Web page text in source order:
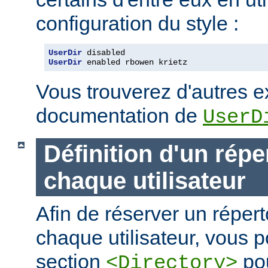
configuration du style :
UserDir
UserDir enabled rbowen krietz
Vous trouverez d'autres
documentation de
Définition d'un
chaque utilisateur
Afin de réserver un
chaque utilisateur, vous
section <Directory>